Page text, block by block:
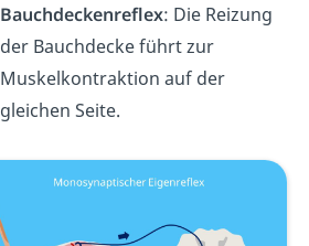
Bauchdeckenreflex: Die Reizung
der Bauchdecke führt zur
Muskelkontraktion auf der
gleichen Seite.